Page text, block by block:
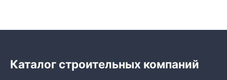
Каталог строительных компаний